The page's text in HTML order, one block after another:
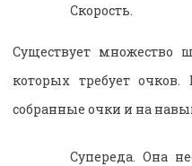
Скорость.
Существует множество
которых требует
собранные очки и на
Супереда. Она